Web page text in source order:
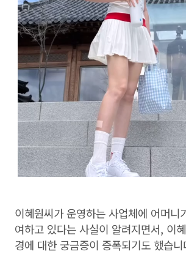
이혜원씨가 운영하는 사업체에 어머니
여하고 있다는 사실이 알려지면서, 이
경에 대한 궁금증이 증폭되기도 했습니